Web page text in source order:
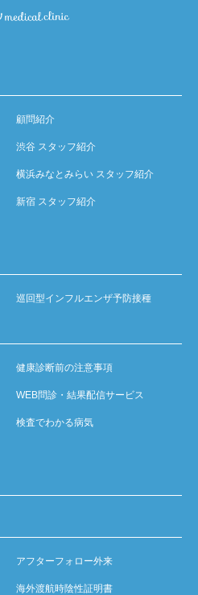
顧問紹介
渋谷 スタッフ紹介
横浜みなとみらい スタッフ紹介
新宿 スタッフ紹介
巡回型インフルエンザ予防接種
健康診断前の注意事項
WEB問診・結果配信サービス
検査でわかる病気
アフターフォロー外来
海外渡航時陰性証明書